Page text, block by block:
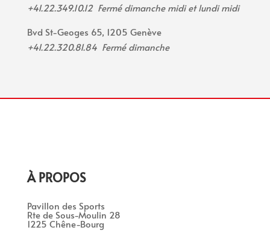
+41.22.349.10.12 Fermé dimanche midi et lundi midi
Bvd St-Geoges 65, 1205 Genève
+41.22.320.81.84 Fermé dimanche
À PROPOS
Pavillon des Sports
Rte de Sous-Moulin 28
1225 Chêne-Bourg